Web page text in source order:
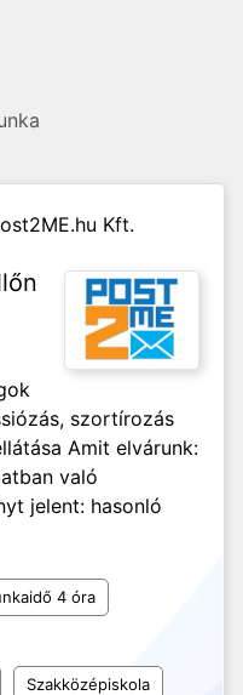
Kft.
szortírozás
Amit elvárunk:
való
jelent: hasonló
4 óra
Szakközépiskola